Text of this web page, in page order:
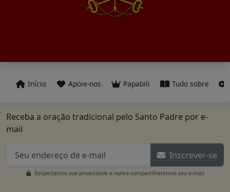
Início Apoie-nos Papabili Tudo sobre
Receba a oração tradicional pelo Santo Padre por e-
mail
Inscrever-se
Respeitamos sua privacidade e nunca compartilharemos seu e-mail